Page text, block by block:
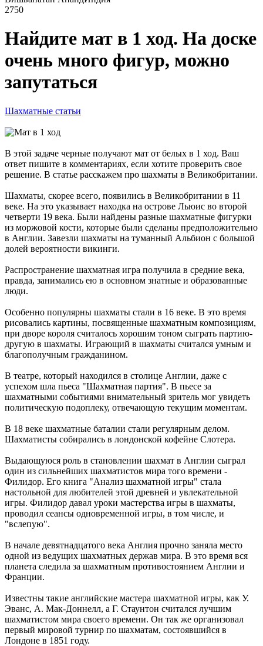
2750
Найдите мат в 1 ход. На доске
очень много фигур, можно
запутаться
Шахматные статьи
В этой задаче черные получают мат от белых в 1 ход. Ваш
ответ пишите в комментариях, если хотите проверить свое
решение. В статье расскажем про шахматы в Великобритании.
Шахматы, скорее всего, появились в Великобритании в 11
веке. На это указывает находка на острове Льюис во второй
четверти 19 века. Были найдены разные шахматные фигурки
из моржовой кости, которые были сделаны предположительно
в Англии. Завезли шахматы на туманный Альбион с большой
долей вероятности викинги.
Распространение шахматная игра получила в средние века,
правда, занимались ею в основном знатные и образованные
люди.
Особенно популярны шахматы стали в 16 веке. В это время
рисовались картины, посвященные шахматным композициям,
при дворе короля считалось хорошим тоном сыграть партию-
другую в шахматы. Играющий в шахматы считался умным и
благополучным гражданином.
В театре, который находился в столице Англии, даже с
успехом шла пьеса "Шахматная партия". В пьесе за
шахматными событиями внимательный зритель мог увидеть
политическую подоплеку, отвечающую текущим моментам.
В 18 веке шахматные баталии стали регулярным делом.
Шахматисты собирались в лондонской кофейне Слотера.
Выдающуюся роль в становлении шахмат в Англии сыграл
один из сильнейших шахматистов мира того времени -
Филидор. Его книга "Анализ шахматной игры" cтала
настольной для любителей этой древней и увлекательной
игры. Филидор давал уроки мастерства игры в шахматы,
проводил сеансы одновременной игры, в том числе, и
"вслепую".
В начале девятнадцатого века Англия прочно заняла место
одной из ведущих шахматных держав мира. В это время вся
планета следила за шахматным противостоянием Англии и
Франции.
Известны такие английские мастера шахматной игры, как У.
Эванс, А. Мак-Доннелл, а Г. Стаунтон считался лучшим
шахматистом мира своего времени. Он так же организовал
первый мировой турнир по шахматам, состоявшийся в
Лондоне в 1851 году.